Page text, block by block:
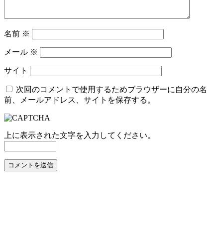
名前 ※
メール ※
サイト
次回のコメントで使用するためブラウザーに自分の名
前、メールアドレス、サイトを保存する。
上に表示された文字を入力してください。